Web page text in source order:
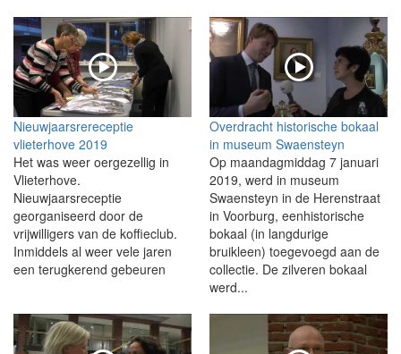
Nieuwjaarsrereceptie
vlieterhove 2019
Het was weer oergezellig in
Vlieterhove.
Nieuwjaarsreceptie
georganiseerd door de
vrijwilligers van de koffieclub.
Inmiddels al weer vele jaren
een terugkerend gebeuren
Overdracht historische bokaal
in museum Swaensteyn
Op maandagmiddag 7 januari
2019, werd in museum
Swaensteyn in de Herenstraat
in Voorburg, eenhistorische
bokaal (in langdurige
bruikleen) toegevoegd aan de
collectie. De zilveren bokaal
werd...